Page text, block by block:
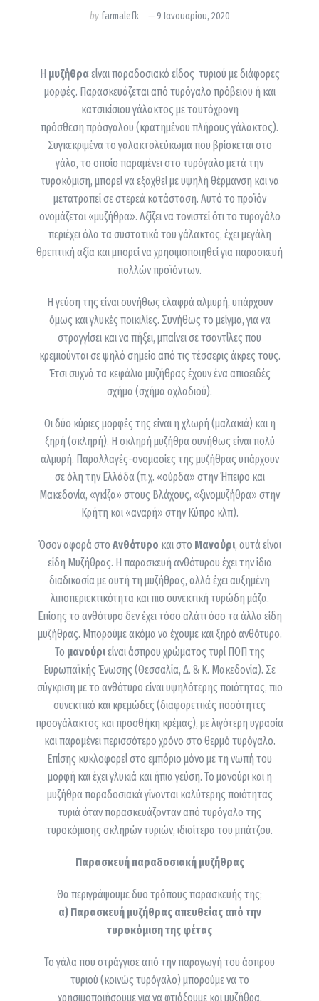
byfarmalefk 9 Ιανουαρίου, 2020
Η μυζήθραείναι παραδοσιακό είδος τυριού με διάφορες
μορφές. Παρασκευάζεται από τυρόγαλο πρόβειου ή και
κατσικίσιου γάλακτος με ταυτόχρονη
πρόσθεση πρόσγαλου (κρατημένου πλήρους γάλακτος).
Συγκεκριμένα το γαλακτολεύκωμα που βρίσκεται στο
γάλα, το οποίο παραμένει στο τυρόγαλο μετά την
τυροκόμιση, μπορεί να εξαχθεί με υψηλή θέρμανση και να
μετατραπεί σε στερεά κατάσταση. Αυτό το προϊόν
ονομάζεται «μυζήθρα». Αξίζει να τονιστεί ότι το τυρογάλο
περιέχει όλα τα συστατικά του γάλακτος, έχει μεγάλη
θρεπτική αξία και μπορεί να χρησιμοποιηθεί για παρασκευή
πολλών προϊόντων.
Η γεύση της είναι συνήθως ελαφρά αλμυρή, υπάρχουν
όμως και γλυκές ποικιλίες. Συνήθως το μείγμα, για να
στραγγίσει και να πήξει, μπαίνει σε τσαντίλες που
κρεμιούνται σε ψηλό σημείο από τις τέσσερις άκρες τους.
Έτσι συχνά τα κεφάλια μυζήθρας έχουν ένα απιοειδές
σχήμα (σχήμα αχλαδιού).
Οι δύο κύριες μορφές της είναι η χλωρή (μαλακιά) και η
ξηρή (σκληρή). Η σκληρή μυζήθρα συνήθως είναι πολύ
αλμυρή. Παραλλαγές-ονομασίες της μυζήθρας υπάρχουν
σε όλη την Ελλάδα (π.χ. «ούρδα» στην Ήπειρο και
Μακεδονία, «γκίζα» στους Βλάχους, «ξινομυζήθρα» στην
Κρήτη και «αναρή» στην Κύπρο κλπ).
Όσον αφορά στο Ανθότυρο και στο Μανούρι, αυτά είναι
είδη Μυζήθρας. Η παρασκευή ανθότυρου έχει την ίδια
διαδικασία με αυτή τη μυζήθρας, αλλά έχει αυξημένη
λιποπεριεκτικότητα και πιο συνεκτική τυρώδη μάζα.
Επίσης το ανθότυρο δεν έχει τόσο αλάτι όσο τα άλλα είδη
μυζήθρας. Μπορούμε ακόμα να έχουμε και ξηρό ανθότυρο.
Το μανούριείναι άσπρου χρώματος τυρί ΠΟΠ της
Ευρωπαϊκής Ένωσης (Θεσσαλία, Δ. & Κ. Μακεδονία). Σε
σύγκριση με το ανθότυρο είναι υψηλότερης ποιότητας, πιο
συνεκτικό και κρεμώδες (διαφορετικές ποσότητες
προσγάλακτος και προσθήκη κρέμας), με λιγότερη υγρασία
και παραμένει περισσότερο χρόνο στο θερμό τυρόγαλο.
Επίσης κυκλοφορεί στο εμπόριο μόνο με τη νωπή του
μορφή και έχει γλυκιά και ήπια γεύση. Το μανούρι και η
μυζήθρα παραδοσιακά γίνονται καλύτερης ποιότητας
τυριά όταν παρασκευάζονταν από τυρόγαλο της
τυροκόμισης σκληρών τυριών, ιδιαίτερα του μπάτζου.
Παρασκευή παραδοσιακή μυζήθρας
Θα περιγράψουμε δυο τρόπους παρασκευής της;
α) Παρασκευή μυζήθρας απευθείας από την
τυροκόμιση της φέτας
Το γάλα που στράγγισε από την παραγωγή του άσπρου
τυριού (κοινώς τυρόγαλο) μπορούμε να το
χρησιμοποιήσουμε για να φτιάξουμε και μυζήθρα.